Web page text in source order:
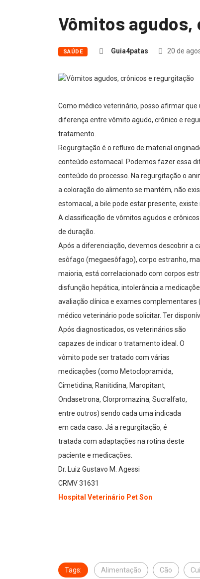
Vômitos
SAÚDE Guia4patas 20 de
Como médico veterinário, posso afirmar
diferença entre vômito agudo, crônico e
tratamento.
Regurgitação é o refluxo de material
conteúdo estomacal. Podemos fazer essa
conteúdo do processo. Na regurgitação o
a coloração do alimento se mantém, não
estomacal, a bile pode estar presente,
A classificação de vômitos agudos e
de duração.
Após a diferenciação, devemos descobrir a
esôfago (megaesôfago), corpo estranho,
maioria, está correlacionado com corpos
disfunção hepática, intolerância a
avaliação clínica e exames
médico veterinário pode solicitar. Ter
Após diagnosticados, os veterinários são
capazes de indicar o tratamento ideal. O
vômito pode ser tratado com várias
medicações (como Metoclopramida,
Cimetidina, Ranitidina, Maropitant,
Ondasetrona, Clorpromazina, Sucralfato,
entre outros) sendo cada uma indicada
em cada caso. Já a regurgitação, é
tratada com adaptações na rotina deste
paciente e medicações.
Dr. Luiz Gustavo M. Agessi
CRMV 31631
Hospital Veterinário Pet Son
Tags: Alimentação Cão